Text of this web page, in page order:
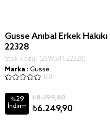
Gusse Anibal Erkek
22328
Stok Kodu
(25WS41-22328)
Marka : Gusse
0.0
%29
İndirim
₺8.799,80
₺6.249,90